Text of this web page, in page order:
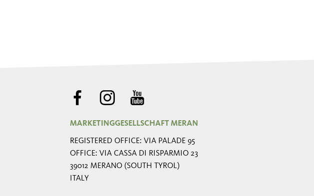
MARKETINGGESELLSCHAFT MERAN
REGISTERED OFFICE: VIA PALADE 95
OFFICE: VIA CASSA DI RISPARMIO 23
39012 MERANO (SOUTH TYROL)
ITALY